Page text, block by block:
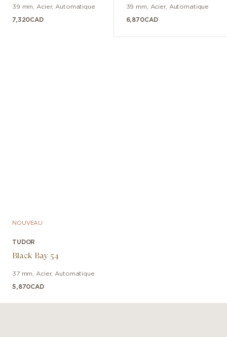
39 mm Acier, Automatique
7,320CAD
39 mm Acier, Automatique
6,870CAD
NOUVEAU
TUDOR
Black Bay 54
37 mm,Acier,Automatique
5,870CAD